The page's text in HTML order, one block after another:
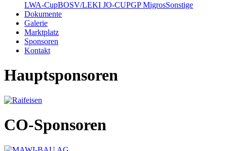
LWA-CupBOSV/LEKI JO-CUPGP MigrosSonstige
Dokumente
Galerie
Marktplatz
Sponsoren
Kontakt
Hauptsponsoren
CO-Sponsoren